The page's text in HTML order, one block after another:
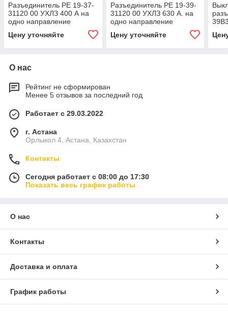
Разъединитель РЕ 19-37-
31120 00 УХЛЗ 400 А на
одно направление
Цену уточняйте
Разъединитель РЕ 19-39-
31120 00 УХЛЗ 630 А. на
одно направление
Цену уточняйте
О нас
Рейтинг не сформирован
Менее 5 отзывов за последний год
Работает с 29.03.2022
г. Астана
Орлыкол 4, Астана, Казахстан
Контакты
Сегодня работает с 08:00 до 17:30
Показать весь график работы
О нас
Контакты
Доставка и оплата
График работы